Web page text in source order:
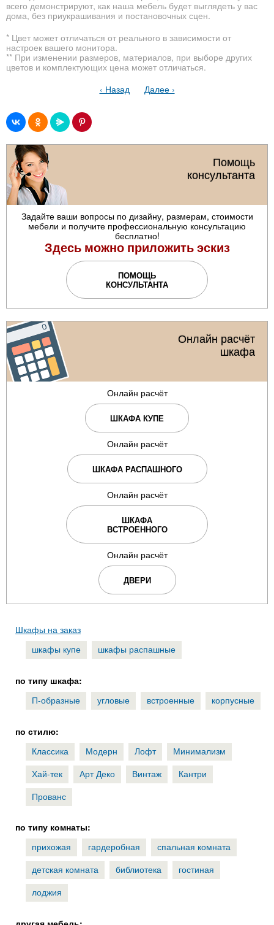
всего демонстрируют, как наша мебель будет выглядеть у вас
дома, без приукрашивания и постановочных сцен.
* Цвет может отличаться от реального в зависимости от
настроек вашего монитора.
** При изменении размеров, материалов, при выборе других
цветов и комплектующих цена может отличаться.
‹ Назад
Далее ›
Помощь
консультанта
Задайте ваши вопросы по дизайну, размерам, стоимости
мебели и получите профессиональную консультацию
бесплатно!
Здесь можно приложить эскиз
ПОМОЩЬ
КОНСУЛЬТАНТА
Онлайн расчёт
шкафа
Онлайн расчёт
ШКАФА КУПЕ
Онлайн расчёт
ШКАФА РАСПАШНОГО
Онлайн расчёт
ШКАФА
ВСТРОЕННОГО
Онлайн расчёт
ДВЕРИ
Шкафы на заказ
шкафы купе
шкафы распашные
по типу шкафа:
П-образные
угловые встроенные корпусные
по стилю:
Классика
Модерн Лофт
Минимализм
Хай-тек
Арт Деко Винтаж
Кантри
Прованс
по типу комнаты:
прихожая
гардеробная
спальная комната
детская комната
библиотека
гостиная
лоджия